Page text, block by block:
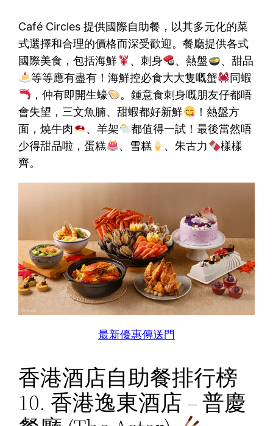
Café Circles 提供國際自助餐，以其多元化的菜
式選擇和合理的價格而深受歡迎。餐廳提供各式
國際美食，包括海鮮
、刺身 、熱盤
、甜品
等等應有盡有！海鮮控必食大大隻嘅蟹
同蝦
，仲有即開生蠔
。鍾意食刺身嘅朋友仔都唔
會失望，三文魚腩、甜蝦都好新鮮
！熱盤方
面，燒牛肉
、羊架
都值得一試！最後當然唔
少得甜品啦，蛋糕
、雪糕 、朱古力
樣樣
齊。
最新優惠傳送門
香港酒店自助餐排行榜
10. 香港逸東酒店 – 普慶